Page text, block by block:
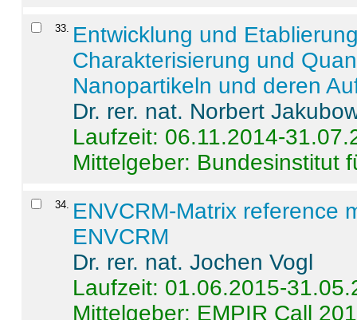
33. Entwicklung und
Charakterisierung und
Nanopartikeln und deren
Dr. rer. nat. Norbert
Laufzeit: 06.11.2014-
Mittelgeber: Bundesinstitut
34. ENVCRM-Matrix reference
ENVCRM
Dr. rer. nat. Jochen Vogl
Laufzeit: 01.06.2015-
Mittelgeber: EMPIR Call